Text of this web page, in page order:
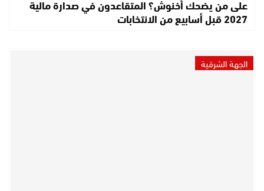
على من يضحك أخنوش؟ المتقاعدون في صدارة مالية
2027 قبل أسابيع من الانتخابات
الجهة الشرقية